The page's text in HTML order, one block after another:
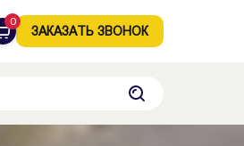
0
ЗАКАЗАТЬ ЗВОНОК